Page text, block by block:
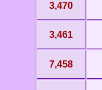
3,470
3,461
7,458